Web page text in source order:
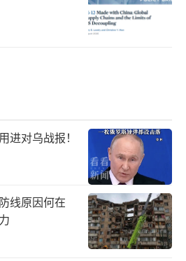
进对乌战报！
线原因何在